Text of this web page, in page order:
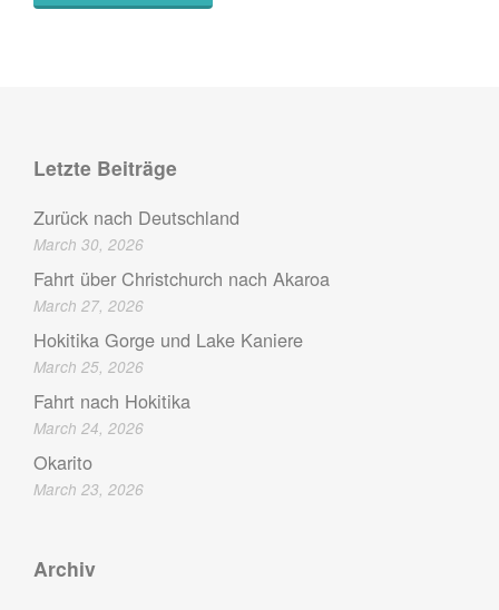
Letzte Beiträge
Zurück nach Deutschland
March 30, 2026
Fahrt über Christchurch nach Akaroa
March 27, 2026
Hokitika Gorge und Lake Kaniere
March 25, 2026
Fahrt nach Hokitika
March 24, 2026
Okarito
March 23, 2026
Archiv